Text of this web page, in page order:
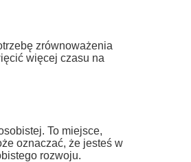
zrównoważenia
więcej czasu na
To miejsce,
oznaczać, że jesteś w
rozwoju.